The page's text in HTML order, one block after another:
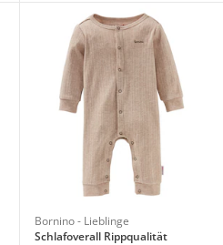
Bornino - Lieblinge
Schlafoverall Rippqualität